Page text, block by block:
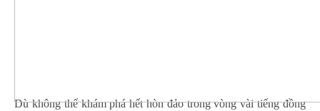
Dù không thể khám phá hết hòn đảo trong vòng vài tiếng đồng